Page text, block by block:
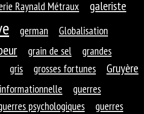
Raynald Métraux galeriste
german
Globalisation
grain de sel
grandes
gris grosses fortunes Gruyère
guerres
psychologiques
guerres